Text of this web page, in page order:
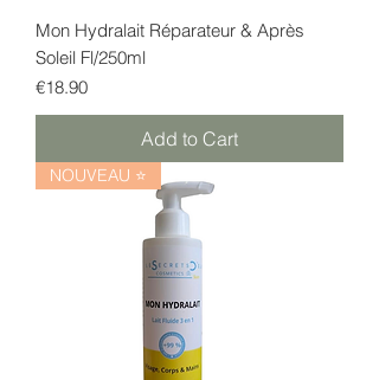
Mon Hydralait Réparateur & Après
Soleil Fl/250ml
Price
€18.90
Add to Cart
NOUVEAU ⭐